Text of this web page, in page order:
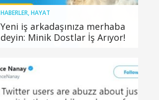
HABERLER,HAYAT
Yeni iş arkadaşınıza merhaba
deyin: Minik Dostlar İş Arıyor!